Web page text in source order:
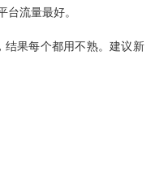
流量最好。
果每个都用不熟。建议新